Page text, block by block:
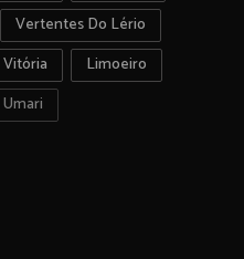
Vertentes Do Lério
Vitória
Limoeiro
Umari